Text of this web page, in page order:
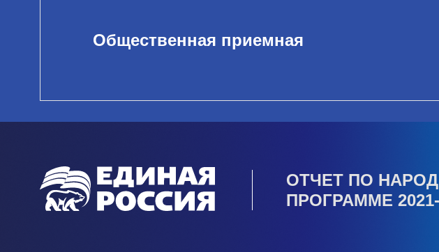
Общественная приемная
ОТЧЕТ ПО
ПРОГРАММЕ 2021-